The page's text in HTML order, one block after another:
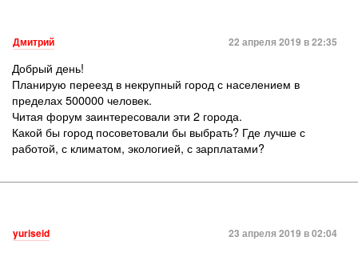
Дмитрий 22 апреля 2019 в 22:35
Добрый день!
Планирую переезд в некрупный город с населением в
пределах 500000 человек.
Читая форум заинтересовали эти 2 города.
Какой бы город посоветовали бы выбрать? Где лучше с
работой, с климатом, экологией, с зарплатами?
yuriseid 23 апреля 2019 в 02:04